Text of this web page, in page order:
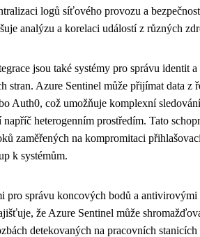
logů síťového provozu a
analýzu a korelaci událostí z různých
jsou také systémy pro správu identit
stran. Azure Sentinel může přijímat data z
Auth0, což umožňuje komplexní sledování
heterogenním prostředím. Tato
zaměřených na kompromitaci
k systémům.
pro správu koncových bodů a antivirovými
že Azure Sentinel může
detekovaných na pracovních stanicích